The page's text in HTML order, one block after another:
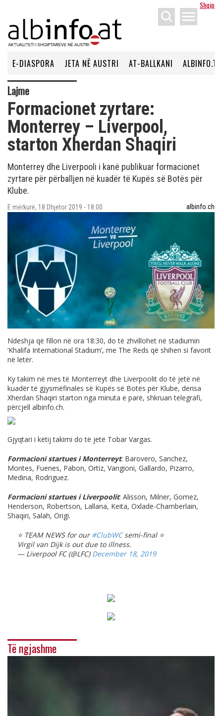
Shqip
menu
E-DIASPORA JETA NË AUSTRI AT-BALLKANI ALBINFO.TV
Lajme
Formacionet zyrtare:
Monterrey – Liverpool,
starton Xherdan Shaqiri
Monterrey dhe Liverpooli i kanë publikuar formacionet
zyrtare për përballjen në kuadër të Kupës së Botës për
Klube.
E mërkurë, 18 Dhjetor 2019 - 18:00 albinfo.ch
Ndeshja që fillon në ora 18:30, do të zhvillohet në stadiumin
‘Khalifa International Stadium’, me The Reds që shihen si favorit
në letër.
Ky takim në mes të Monterreyt dhe Liverpoolit do të jetë në
kuadër të gjysmëfinales së Kupës së Botës për Klube, derisa
Xherdan Shaqiri starton nga minuta e parë, shkruan telegrafi,
përcjell albinfo.ch.
Gjyqtari i këtij takimi do të jetë Tobar Vargas.
Formacioni startues i Monterreyt: Barovero, Sanchez,
Montes, Fuenes, Pabon, Ortiz, Vangioni, Gallardo, Pizarro,
Medina, Rodriguez.
Formacioni startues i Liverpoolit: Alisson, Milner, Gomez,
Henderson, Robertson, Lallana, Keita, Oxlade-Chamberlain,
Shaqiri, Salah, Origi.
⭐️ TEAM NEWS for our#ClubWCsemi-final ⭐️
Virgil van Dijk is out due to illness.
— Liverpool FC (@LFC) December 18, 2019
Të ngjashme